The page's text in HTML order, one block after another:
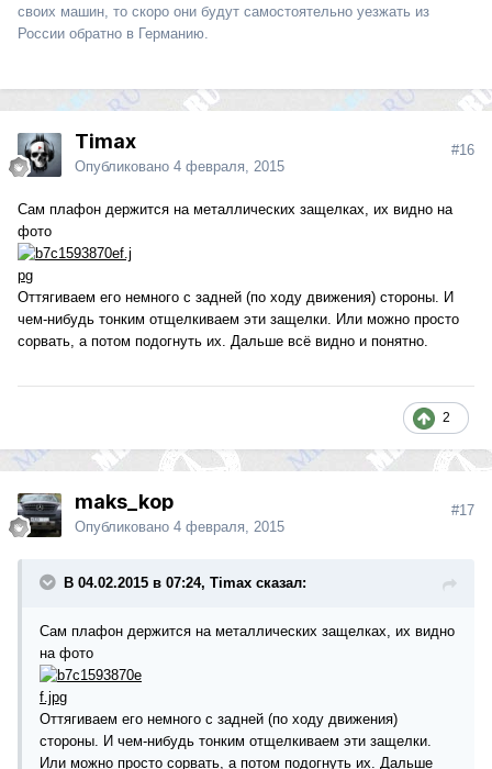
своих машин, то скоро они будут самостоятельно уезжать из
России обратно в Германию.
Timax
Опубликовано 4 февраля, 2015
#16
Сам плафон держится на металлических защелках, их видно на
фото
Оттягиваем его немного с задней (по ходу движения) стороны. И
чем-нибудь тонким отщелкиваем эти защелки. Или можно просто
сорвать, а потом подогнуть их. Дальше всё видно и понятно.
2
maks_kop
Опубликовано 4 февраля, 2015
#17
В 04.02.2015 в 07:24, Timax сказал:
Сам плафон держится на металлических защелках, их видно
на фото
Оттягиваем его немного с задней (по ходу движения)
стороны. И чем-нибудь тонким отщелкиваем эти защелки.
Или можно просто сорвать, а потом подогнуть их. Дальше